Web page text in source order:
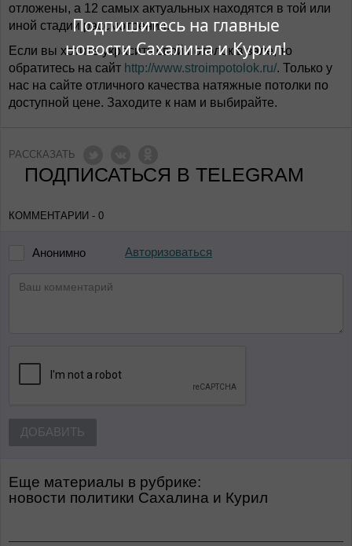
Подпишитесь на главные
новости Сахалина и Курил!
отложены, а 12 самых актуальных находятся в той или
иной стадии рассмотрения.
Если вы хотите украсить свой потолок в зале, то
обратитесь на сайт http://www.stroimpotolok.ru/. Только у
нас на сайте отличного качества натяжные потолки по
доступной цене. Заходите к нам и выбирайте.
РАССКАЗАТЬ
ПОДПИСАТЬСЯ В TELEGRAM
КОММЕНТАРИИ - 0
Анонимно Авторизоваться
ДОБАВИТЬ
Еще материалы в рубрике:
Новости политики Сахалина и Курил